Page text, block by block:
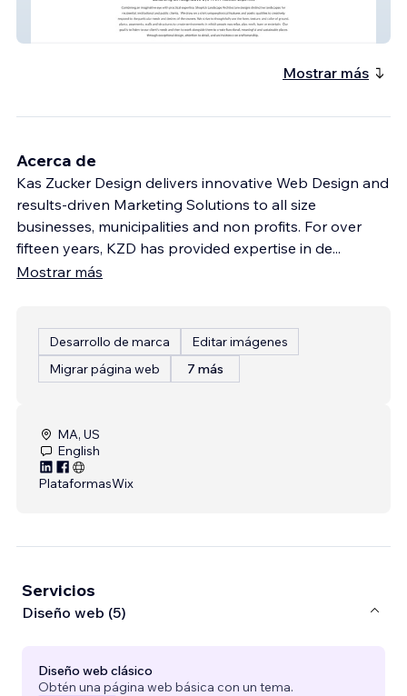
Shoplick Landscape
Mostrar más
Acerca de
Kas Zucker Design delivers innovative Web Design and
results-driven Marketing Solutions to all size
businesses, municipalities and non profits. For over
fifteen years, KZD has provided expertise in de...
Mostrar más
Desarrollo de marca
Editar imágenes
Migrar página web
7 más
MA, US
English
PlataformasWix
Servicios
Diseño web (5)
Diseño web clásico
Obtén una página web básica con un tema.